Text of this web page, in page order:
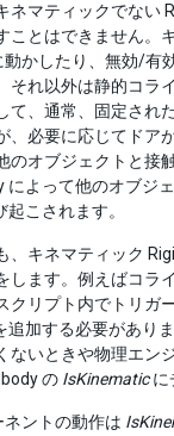
ネマティックでない
ことはできません。
動かしたり、無効/有
それ以外は静的コラ
て、通常、固定され
、必要に応じてドア
のオブジェクトと接
によって他のオブジ
こされます。
、キネマティック
します。例えばコラ
クリプト内でトリガ
追加する必要があり
ないときや物理エン
の IsKinematicに
ネントの動作は